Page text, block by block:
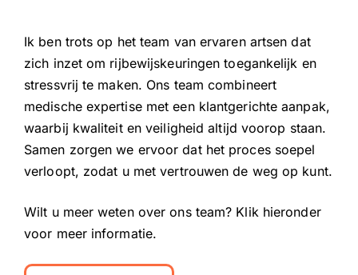
Ik ben trots op het team van ervaren artsen dat
zich inzet om rijbewijskeuringen toegankelijk en
stressvrij te maken. Ons team combineert
medische expertise met een klantgerichte aanpak,
waarbij kwaliteit en veiligheid altijd voorop staan.
Samen zorgen we ervoor dat het proces soepel
verloopt, zodat u met vertrouwen de weg op kunt.
Wilt u meer weten over ons team? Klik hieronder
voor meer informatie.